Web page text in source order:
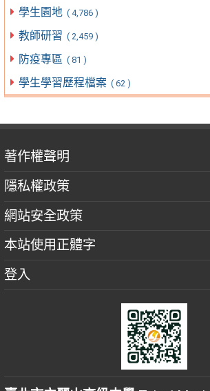
學生園地 ( 4,786 )
教師研習 ( 2,459 )
防疫專區 ( 81 )
學生學習歷程檔案 ( 62 )
著作權聲明
隱私權政策
網站安全政策
本站使用正體字
登入